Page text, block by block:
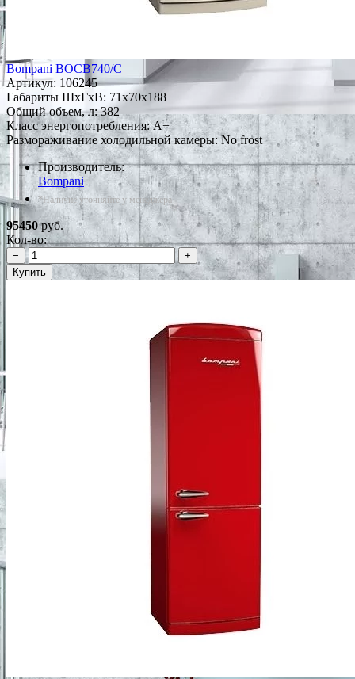
Bompani BOCB740/C
Артикул: 106245
Габариты ШxГxВ: 71x70x188
Общий объем, л: 382
Класс энергопотребления: A+
Размораживание холодильной камеры: No frost
Производитель:
Bompani
*Наличие уточняйте у менеджера
95450руб.
Кол-во:
−
+
Купить